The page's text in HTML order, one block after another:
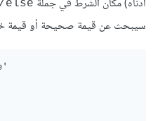
أدناه) مكان الشرط في جملة
سيبحث عن قيمة صحيحة أو قيمة